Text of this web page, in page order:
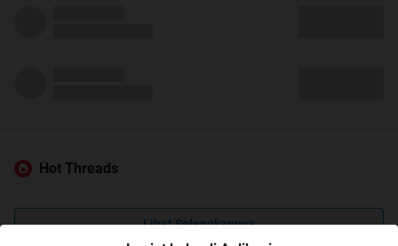
Hot Threads
Lihat Selengkapnya